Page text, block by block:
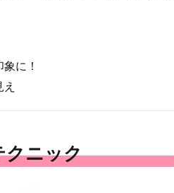
に！
クニック